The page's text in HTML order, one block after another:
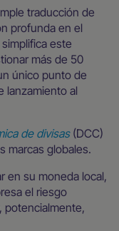
traducción de
profunda en el
este
más de 50
único punto de
lanzamiento al
de divisas(DCC)
marcas globales.
en su moneda local,
el riesgo
potencialmente,